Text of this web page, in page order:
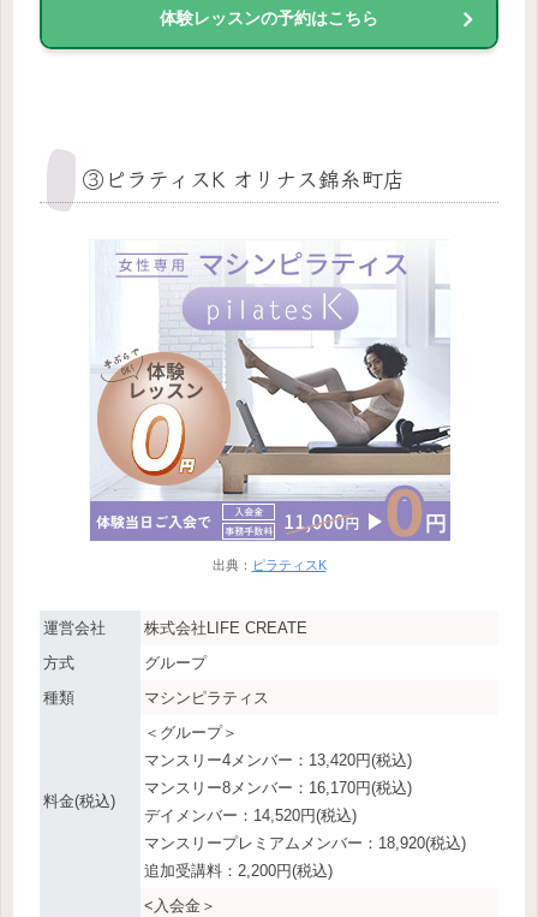
体験レッスンの予約はこちら
③ピラティスK オリナス錦糸町店
出典： ピラティスK
運営会社
株式会社LIFE CREATE
方式
グループ
種類
マシンピラティス
料金(税込)
＜グループ＞
マンスリー4メンバー：13,420円(税込)
マンスリー8メンバー：16,170円(税込)
デイメンバー：14,520円(税込)
マンスリープレミアムメンバー：18,920(税込)
追加受講料：2,200円(税込)
<入会金＞